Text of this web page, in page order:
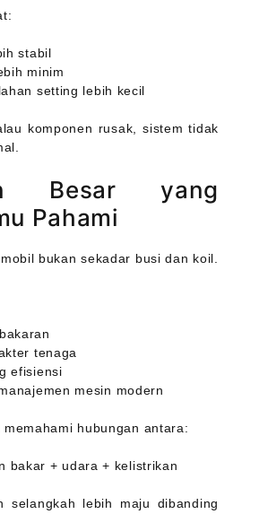
stabil
minim
setting lebih kecil
komponen rusak, sistem tidak
Besar yang
Pahami
bukan sekadar busi dan koil.
tenaga
efisiensi
mesin modern
hubungan antara:
bakar + udara + kelistrikan
selangkah lebih maju dibanding